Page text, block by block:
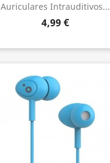
Auriculares Intrauditivos...
4,99 €